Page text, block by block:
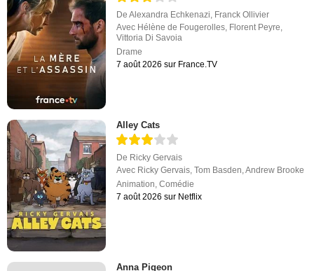
DeAlexandra Echkenazi, Franck Ollivier
Avec Hélène de Fougerolles, Florent Peyre,
Vittoria Di Savoia
Drame
7 août 2026 sur France.TV
Alley Cats
De Ricky Gervais
Avec Ricky Gervais ,Tom Basden ,Andrew Brooke
Animation ,Comédie
7 août 2026 sur Netflix
Anna Pigeon